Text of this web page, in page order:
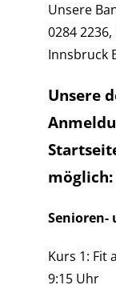
Unsere
0284
Innsbruck
Unsere
möglich:
Senioren-
Kurs 1: Fit
9:15 Uhr